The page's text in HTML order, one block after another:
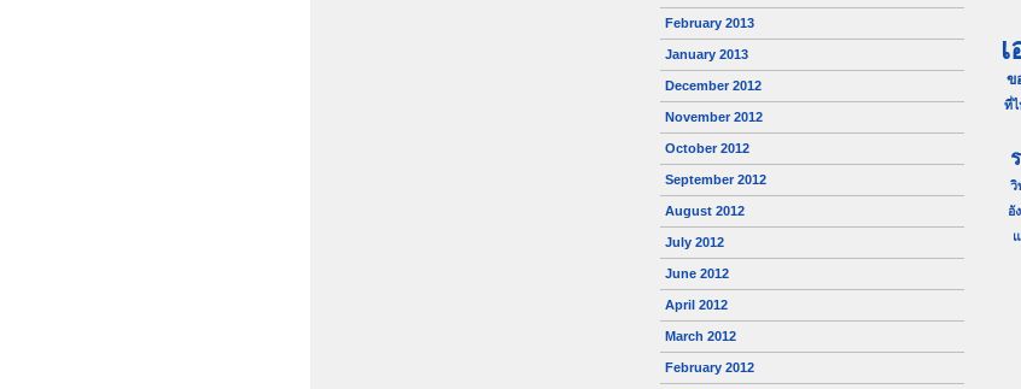
February 2013
January 2013
December 2012
November 2012
October 2012
September 2012
August 2012
July 2012
June 2012
April 2012
March 2012
February 2012
ข
ที่
วิ
อั